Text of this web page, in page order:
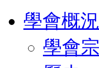
學會概況
學會